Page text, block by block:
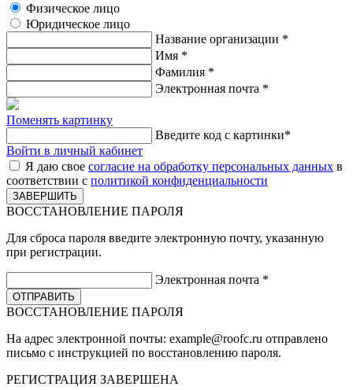
Физическое лицо
Юридическое лицо
Название организации *
Имя *
Фамилия *
Электронная почта *
Поменять картинку
Введите код с картинки*
Войти в личный кабинет
Я даю свое согласие на обработку персональных данных в
соответствии с политикой конфиденциальности
ВОССТАНОВЛЕНИЕ ПАРОЛЯ
Для сброса пароля введите электронную почту, указанную
при регистрации.
Электронная почта *
ВОССТАНОВЛЕНИЕ ПАРОЛЯ
На адрес электронной почты: example@roofc.ru отправлено
письмо с инструкцией по восстановлению пароля.
РЕГИСТРАЦИЯ ЗАВЕРШЕНА